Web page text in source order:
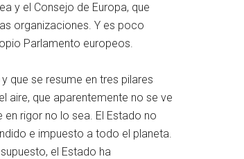
y el Consejo de Europa, que
organizaciones. Y es poco
Parlamento europeos.
que se resume en tres pilares
aire, que aparentemente no se ve
rigor no lo sea. El Estado no
e impuesto a todo el planeta.
el Estado ha